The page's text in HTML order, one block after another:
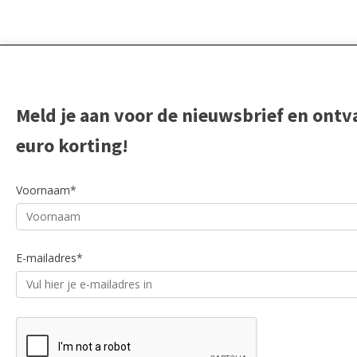
Meld je aan voor de nieuwsbrief en
euro korting!
Voornaam*
E-mailadres*